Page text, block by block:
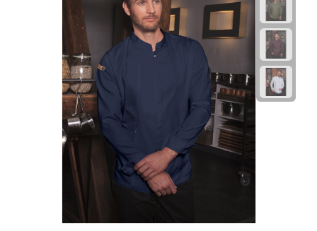
Douchegels
Douche timers
Pantoffels & slippers
Shampoo & conditioners
Sponzen & borstels
Damesverzorging